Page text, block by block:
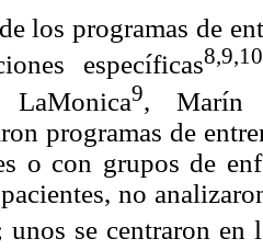
los programas de
específicas
LaMonica9, Marín
programas de
o con grupos de
no
unos se centraron en